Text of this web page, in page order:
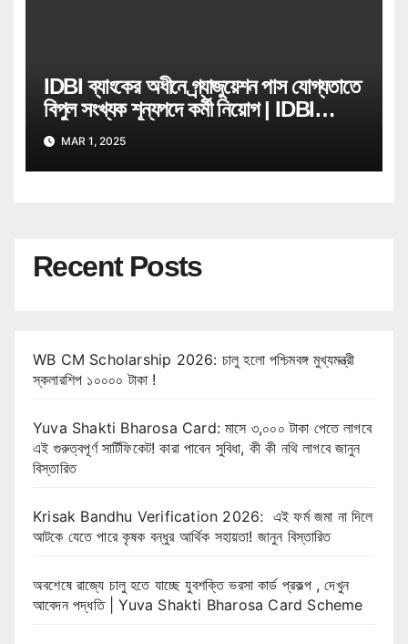
IDBI ব্যাংকের অধীনে গ্ৰ্যাজুয়েশন পাস যোগ্যতাতে
বিপুল সংখ্যক শূন্যপদে কর্মী নিয়োগ | IDBI
Bank Job Recruitment
MAR 1, 2025
Recent Posts
WB CM Scholarship 2026: চালু হলো পশ্চিমবঙ্গ মুখ্যমন্ত্রী
স্কলারশিপ ১০০০০ টাকা !
Yuva Shakti Bharosa Card: মাসে ৩,০০০ টাকা পেতে লাগবে
এই গুরুত্বপূর্ণ সার্টিফিকেট! কারা পাবেন সুবিধা, কী কী নথি লাগবে জানুন
বিস্তারিত
Krisak Bandhu Verification 2026: এই ফর্ম জমা না দিলে
আটকে যেতে পারে কৃষক বন্ধুর আর্থিক সহায়তা! জানুন বিস্তারিত
অবশেষে রাজ্যে চালু হতে যাচ্ছে যুবশক্তি ভরসা কার্ড প্রকল্প , দেখুন
আবেদন পদ্ধতি | Yuva Shakti Bharosa Card Scheme